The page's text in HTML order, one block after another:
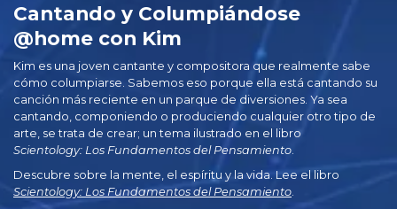
Cantando y Columpiándose
@home con Kim
Kim es una joven cantante y compositora que realmente sabe
cómo columpiarse. Sabemos eso porque ella está cantando su
canción más reciente en un parque de diversiones. Ya sea
cantando, componiendo o produciendo cualquier otro tipo de
arte, se trata de crear; un tema ilustrado en el libro
Scientology: Los Fundamentos del Pensamiento
Descubre sobre la mente, el espíritu y la vida. Lee el libro
Scientology: Los Fundamentos del Pensamiento.